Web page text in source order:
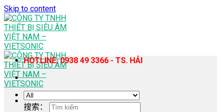
Skip to content
HOTLINE: 0938 49 3366 - TS. HẢI
搜索：